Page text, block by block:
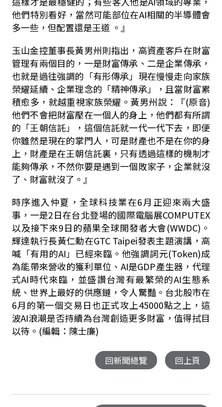
他們特別看好，當然可能部位在AI相關的半導體會
多一些，但配置還是王道 。』
玉山金控董事長黃男州則指出，高資產客戶在財富
管理有兩個目的，一是財富傳承、二是企業傳承，
也就是過往強調的「有形傳承」現在慢慢走向家族
榮耀延續、企業理念的「精神傳承」，且當財富累
積愈多，就越重視家族榮耀。黃男州說：『(原音)
他們不會把財富壓在一個人的身上，他們都有所謂
的「王朝信託」，這個信託就一代一代下去，即便
你雖然是現在的掌門人，可是財產也不是在你的身
上，財產是在王朝信託裏，只有透過這樣的機制才
能夠傳承，不然你要是遇到一個敗家子，企業就沒
了、財富就沒了。』
時序進入仲夏，全球科技業在6月正迎來兩大盛
事，一是2日在台北登場的國際電腦展COMPUTEX
以及接下來9日的蘋果全球開發者大會(WWDC)。
輝達執行長黃仁勳在GTC Taipei發表主題演講，高
喊「有用的AI」已經來臨。他強調詞元(Token)成
為能帶來營收的獲利單位、AI是GDP產生器，代理
式AI時代來臨，並盛讚台灣有最繁榮的AI生態系
統、世界上最好的供應鏈，令人驚豔。台北股市在
6月的第一個交易日也正式攻上45000點之上，這
波AI浪潮是否持續為台灣創造更多財富，值得拭目
以待。(編輯：陳士廉)
回新聞總覽 回上頁